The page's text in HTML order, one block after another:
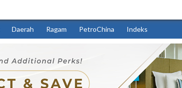
Daerah Ragam PetroChina Indeks